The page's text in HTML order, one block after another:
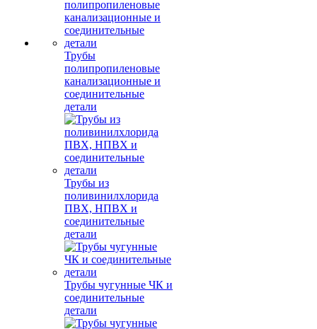
Трубы
полипропиленовые
канализационные и
соединительные
детали
Трубы из
поливинилхлорида
ПВХ, НПВХ и
соединительные
детали
Трубы чугунные ЧК и
соединительные
детали